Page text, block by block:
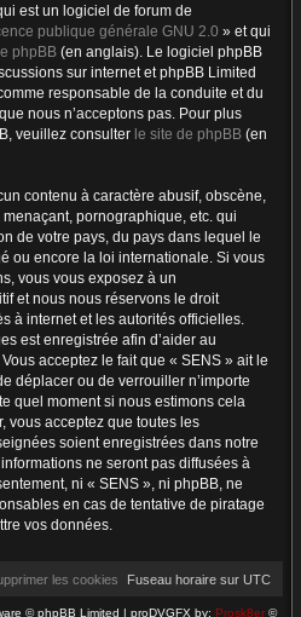
est un logiciel de forum de
publique générale GNU 2.0 » et qui
phpBB (en anglais). Le logiciel phpBB
sur internet et phpBB Limited
responsable de la conduite et du
nous n’acceptons pas. Pour plus
veuillez consulter le site de phpBB (en
contenu à caractère abusif, obscène,
pornographique, etc. qui
de votre pays, du pays dans lequel le
ou encore la loi internationale. Si vous
vous vous exposez à un
et nous nous réservons le droit
à internet et les autorités officielles.
est enregistrée afin d’aider au
acceptez le fait que « SENS » ait le
déplacer ou de verrouiller n’importe
quel moment si nous estimons cela
vous acceptez que toutes les
soient enregistrées dans notre
ne seront pas diffusées à
ni « SENS », ni phpBB, ne
en cas de tentative de piratage
vos données.
Fuseau horaire sur UTC
les cookies
© phpBB Limited | proDVGFX by: Prosk8er©